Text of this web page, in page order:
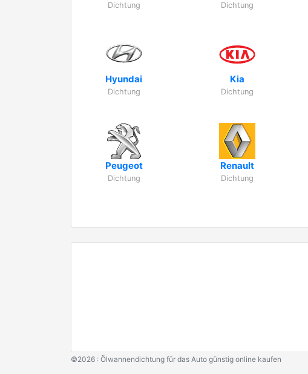
Dichtung Dichtung
Hyundai
Dichtung
Kia
Dichtung
Peugeot
Dichtung
Renault
Dichtung
©2026 : Ölwannendichtung für das Auto günstig online kaufen